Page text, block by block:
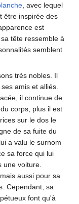
, avec lequel
être inspirée des
est
sa tête ressemble à
semblent
très nobles. Il
amis et alliés.
il continue de
corps, plus il est
sur le dos le
de sa fuite du
a valu le surnom
sa force qui lui
voiture.
aussi pour sa
Cependant, sa
font qu'à